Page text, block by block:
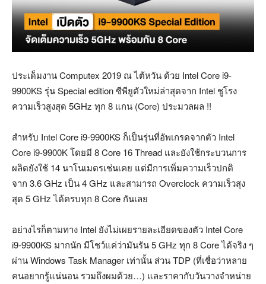
ประเด็มงาน Computex 2019 ณ ไต้หวัน ด้วย Intel Core i9-
9900KS รุ่น Special edition ซีพียูตัวใหม่ล่าสุดจาก Intel ชูโรง
ความเร็วสูงสุด 5GHz ทุก 8 แกน (Core) ประมวลผล !!
สำหรับ Intel Core i9-9900KS ก็เป็นรุ่นที่อัพเกรดจากตัว Intel
Core i9-9900K โดยมี 8 Core 16 Thread และยังใช้กระบวนการ
ผลิตยังใช้ 14 นาโนเมตรเช่นเคย แต่มีการเพิ่มความเร็วปกติ
จาก 3.6 GHz เป็น 4 GHz และสามารถ Overclock ความเร็วสุง
สุด 5 GHz ได้ครบทุก 8 Core กันเลย
อย่างไรก็ตามทาง Intel ยังไม่เผยรายละเอียดของตัว Intel Core
i9-9900KS มากนัก มีโชว์แค่ว่ามันรัน 5 GHz ทุก 8 Core ได้จริง ๆ
ผ่าน Windows Task Manager เท่านั้น ส่วน TDP (ที่เชื่อว่าหลาย
คนอยากรู้แน่นอน รวมถึงผมด้วย…) และราคากับวันวางจำหน่าย